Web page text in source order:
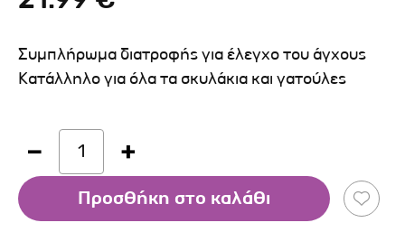
Συμπλήρωμα διατροφής για έλεγχο του άγχους
Κατάλληλο για όλα τα σκυλάκια και γατούλες
1
Προσθήκη στο καλάθι